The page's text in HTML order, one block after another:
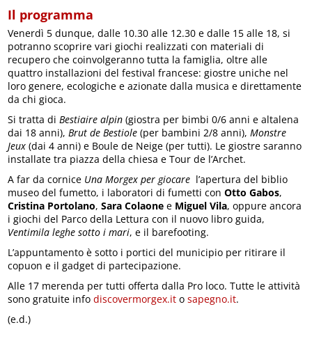
Il programma
Venerdì 5 dunque, dalle 10.30 alle 12.30 e dalle 15 alle 18, si
potranno scoprire vari giochi realizzati con materiali di
recupero che coinvolgeranno tutta la famiglia, oltre alle
quattro installazioni del festival francese: giostre uniche nel
loro genere, ecologiche e azionate dalla musica e direttamente
da chi gioca.
Si tratta di Bestiaire alpin (giostra per bimbi 0/6 anni e altalena
dai 18 anni), Brut de Bestiole (per bambini 2/8 anni),Monstre
Jeux (dai 4 anni) e Boule de Neige (per tutti). Le giostre saranno
installate tra piazza della chiesa e Tour de l’Archet.
A far da cornice Una Morgex per giocare l’apertura del biblio
museo del fumetto, i laboratori di fumetti conOtto Gabos,
Cristina Portolano, Sara Colaonee Miguel Vila, oppure ancora
i giochi del Parco della Lettura con il nuovo libro guida,
Ventimila leghe sotto i mari, e il barefooting.
L’appuntamento è sotto i portici del municipio per ritirare il
copuon e il gadget di partecipazione.
Alle 17 merenda per tutti offerta dalla Pro loco. Tutte le attività
sono gratuite infodiscovermorgex.it osapegno.it.
(e.d.)